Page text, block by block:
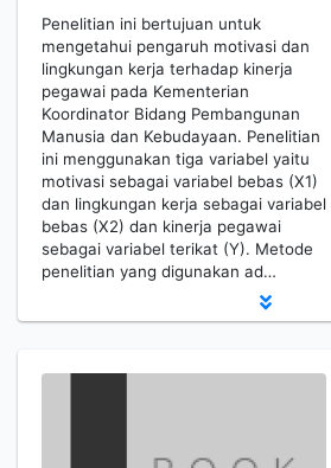
Penelitian ini bertujuan untuk
mengetahui pengaruh motivasi dan
lingkungan kerja terhadap kinerja
pegawai pada Kementerian
Koordinator Bidang Pembangunan
Manusia dan Kebudayaan. Penelitian
ini menggunakan tiga variabel yaitu
motivasi sebagai variabel bebas (X1)
dan lingkungan kerja sebagai variabel
bebas (X2) dan kinerja pegawai
sebagai variabel terikat (Y). Metode
penelitian yang digunakan ad…